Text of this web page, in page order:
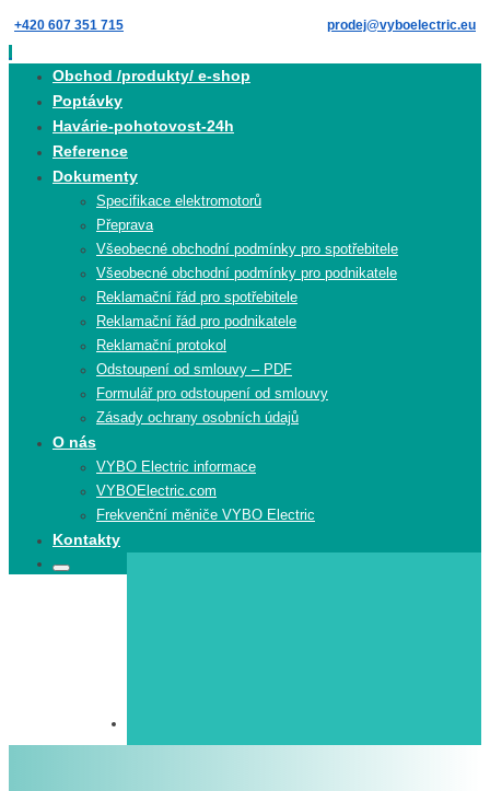
Skip
to
content
+420 607 351 715 prodej@vyboelectric.eu
Obchod /produkty/ e-shop
Poptávky
Havárie-pohotovost-24h
Reference
Dokumenty
Specifikace elektromotorů
Přeprava
Všeobecné obchodní podmínky pro spotřebitele
Všeobecné obchodní podmínky pro podnikatele
Reklamační řád pro spotřebitele
Reklamační řád pro podnikatele
Reklamační protokol
Odstoupení od smlouvy – PDF
Formulář pro odstoupení od smlouvy
Zásady ochrany osobních údajů
O nás
VYBO Electric informace
VYBOElectric.com
Frekvenční měniče VYBO Electric
Kontakty
Search
Search